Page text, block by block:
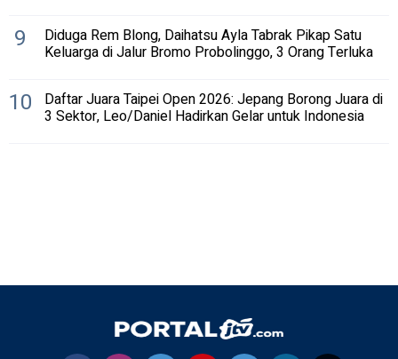
9 Diduga Rem Blong, Daihatsu Ayla Tabrak Pikap Satu
Keluarga di Jalur Bromo Probolinggo, 3 Orang Terluka
10 Daftar Juara Taipei Open 2026: Jepang Borong Juara di
3 Sektor, Leo/Daniel Hadirkan Gelar untuk Indonesia